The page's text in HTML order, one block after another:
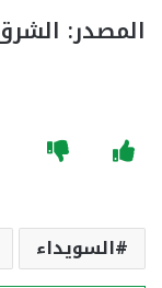
المصدر:
السويداء